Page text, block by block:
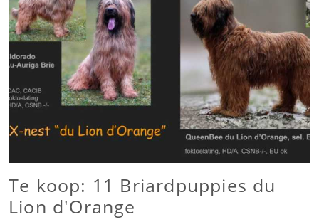
Te koop: 11 Briardpuppies du
Lion d'Orange